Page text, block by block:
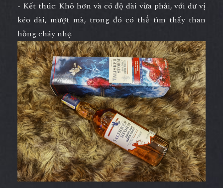
- Kết thúc: Khô hơn và có độ dài vừa phải, với dư vị
kéo dài, mượt mà, trong đó có thể tìm thấy than
hồng cháy nhẹ.